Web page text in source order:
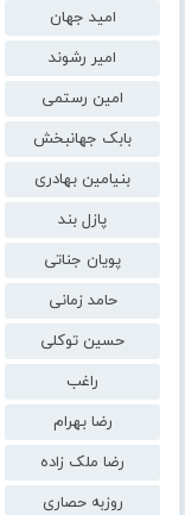
امید جهان
امیر رشوند
امین رستمی
بابک جهانبخش
بنیامین بهادری
پازل بند
پویان جناتی
حامد زمانی
حسین توکلی
راغب
رضا بهرام
رضا ملک زاده
روزبه حصاری